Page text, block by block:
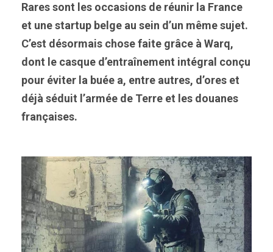
Rares sont les occasions de réunir la France
et une startup belge au sein d’un même sujet.
C’est désormais chose faite grâce à Warq,
dont le casque d’entraînement intégral conçu
pour éviter la buée a, entre autres, d’ores et
déjà séduit l’armée de Terre et les douanes
françaises.